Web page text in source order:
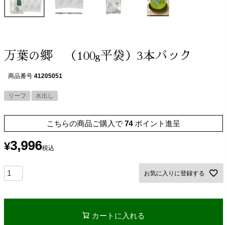
万葉の郷 （100g平袋）3本パック
商品番号 41205051
リーフ 水出し
こちらの商品ご購入で 74 ポイント進呈
¥3,996税込
お気に入りに登録する
カートに入れる